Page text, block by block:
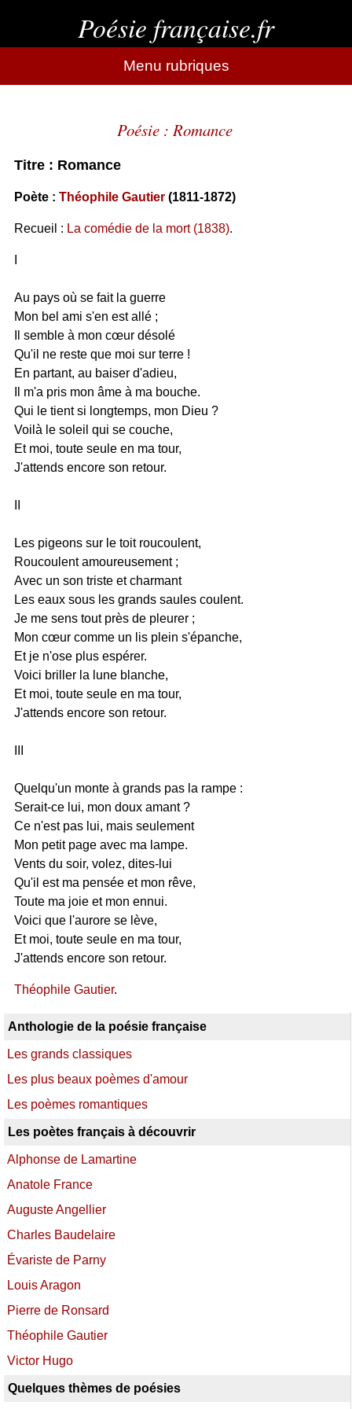
Poésie française.fr
Menu rubriques
Poésie : Romance
Titre : Romance
Poète : Théophile Gautier(1811-1872)
Recueil : La comédie de la mort (1838).
Au pays où se fait la guerre
Mon bel ami s'en est allé ;
Il semble à mon cœur désolé
Qu'il ne reste que moi sur terre !
En partant, au baiser d'adieu,
Il m'a pris mon âme à ma bouche.
Qui le tient si longtemps, mon Dieu ?
Voilà le soleil qui se couche,
Et moi, toute seule en ma tour,
J'attends encore son retour.
Les pigeons sur le toit roucoulent,
Roucoulent amoureusement ;
Avec un son triste et charmant
Les eaux sous les grands saules coulent.
Je me sens tout près de pleurer ;
Mon cœur comme un lis plein s'épanche,
Et je n'ose plus espérer.
Voici briller la lune blanche,
Et moi, toute seule en ma tour,
J'attends encore son retour.
Quelqu'un monte à grands pas la rampe :
Serait-ce lui, mon doux amant ?
Ce n'est pas lui, mais seulement
Mon petit page avec ma lampe.
Vents du soir, volez, dites-lui
Qu'il est ma pensée et mon rêve,
Toute ma joie et mon ennui.
Voici que l'aurore se lève,
Et moi, toute seule en ma tour,
J'attends encore son retour.
Théophile Gautier.
Anthologie de la poésie française
Les grands classiques
Les plus beaux poèmes d'amour
Les poèmes romantiques
Les poètes français à découvrir
Alphonse de Lamartine
Anatole France
Auguste Angellier
Charles Baudelaire
Évariste de Parny
Louis Aragon
Pierre de Ronsard
Théophile Gautier
Victor Hugo
Quelques thèmes de poésies